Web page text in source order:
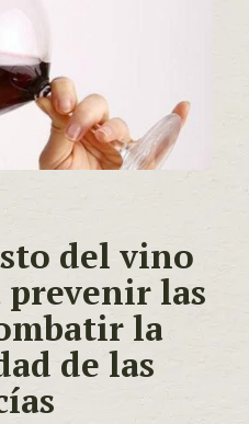
del vino
las
la
de las